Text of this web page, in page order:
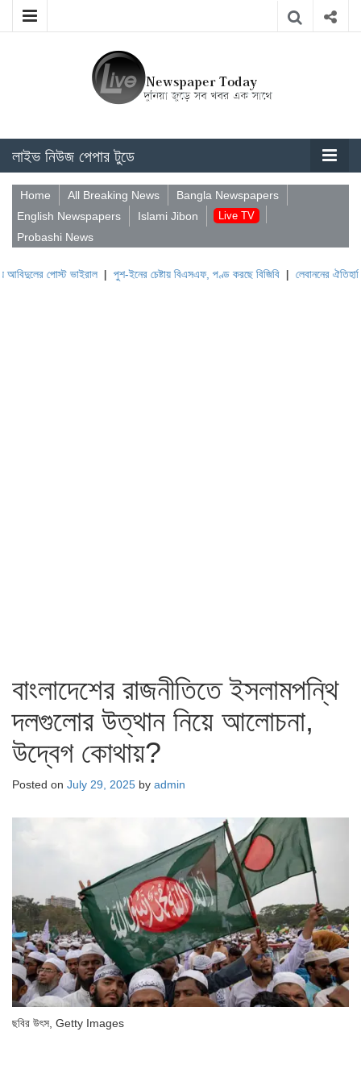
লাইভ নিউজ পেপার টুডে
Home All Breaking News
Bangla Newspapers
English Newspapers
Islami Jibon Live TV
Probashi News
ভাইরাল|পুশ-ইনের চেষ্টায় বিএসএফ, পণ্ড করছে বিজিবি|লেবাননের ঐতিহাসিক বউফোর্ট
বাংলাদেশের রাজনীতিতে ইসলামপন্থি
দলগুলোর উত্থান নিয়ে আলোচনা,
উদ্বেগ কোথায়?
Posted on July 29, 2025 by admin
ছবির উৎস, Getty Images